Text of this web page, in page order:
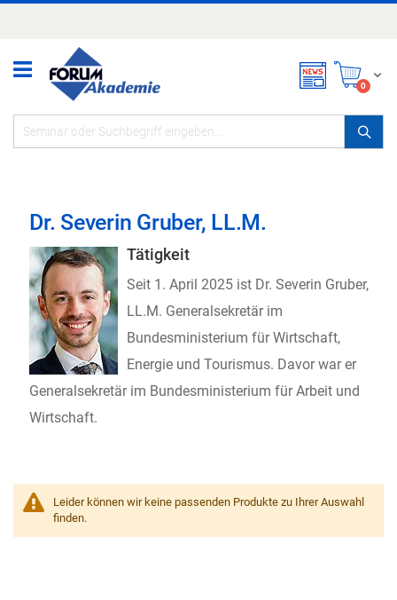
0items
Dr. Severin Gruber, LL.M.
Tätigkeit
Seit 1. April 2025 ist Dr. Severin Gruber,
LL.M. Generalsekretär im
Bundesministerium für Wirtschaft,
Energie und Tourismus. Davor war er
Generalsekretär im Bundesministerium für Arbeit und
Wirtschaft.
Leider können wir keine passenden Produkte zu Ihrer Auswahl
finden.